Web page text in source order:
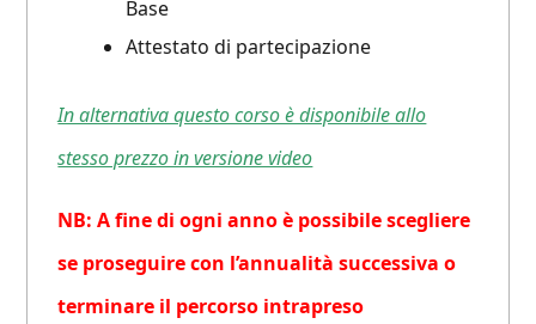
Base
Attestato di partecipazione
In alternativa questo corso è disponibile allo
stesso prezzo in versione video
NB: A fine di ogni anno è possibile scegliere
se proseguire con l’annualità successiva o
terminare il percorso intrapreso